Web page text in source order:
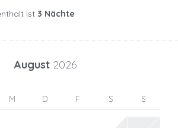
ist 3 Nächte
August 2026
M D F S S